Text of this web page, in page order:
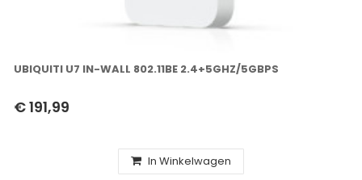
UBIQUITI U7 IN-WALL 802.11BE 2.4+5GHZ/5GBPS
€ 191,99
In Winkelwagen